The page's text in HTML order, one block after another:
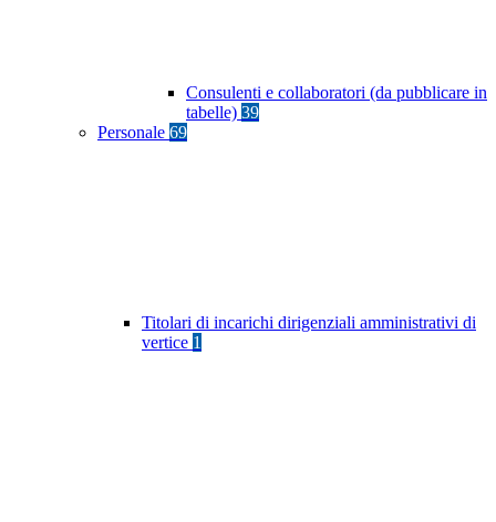
Consulenti e collaboratori (da pubblicare in
tabelle) 39
Personale 69
Titolari di incarichi dirigenziali amministrativi di
vertice 1